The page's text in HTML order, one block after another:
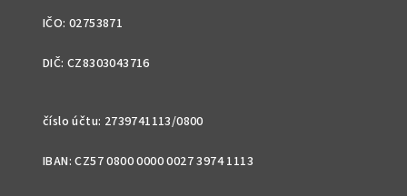
IČO: 02753871
DIČ: CZ8303043716
číslo účtu: 2739741113/0800
IBAN: CZ57 0800 0000 0027 3974 1113